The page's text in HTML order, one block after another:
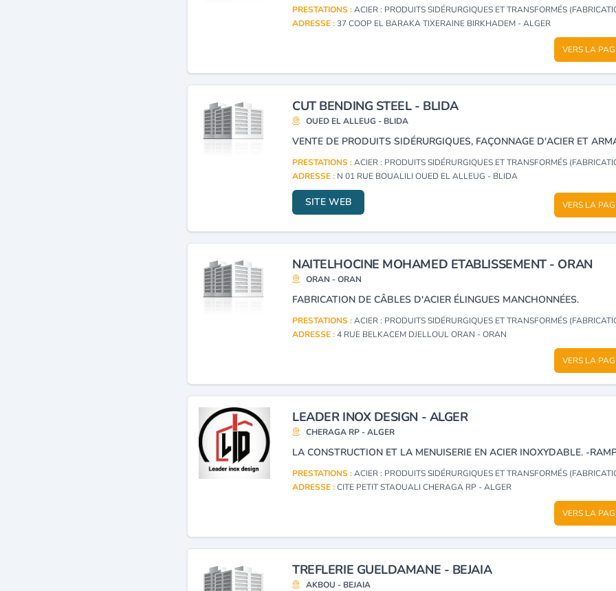
PRESTATIONS :ACIER : PRODUITS SIDÉRURGIQUES ET TRANSFORMÉS (FABRICATION,
ADRESSE :37 COOP EL BARAKA TIXERAINE BIRKHADEM - ALGER
VERS LA
CUT BENDING STEEL - BLIDA
OUED EL ALLEUG - BLIDA
PRESTATIONS :ACIER : PRODUITS SIDÉRURGIQUES ET TRANSFORMÉS (FABRICATION,
ADRESSE : N 01 RUE BOUALILI OUED EL ALLEUG - BLIDA
SITE WEB VERS LA
NAITELHOCINE MOHAMED ETABLISSEMENT - ORAN
ORAN - ORAN
FABRICATION DE CÂBLES D'ACIER ÉLINGUES MANCHONNÉES.
PRESTATIONS :ACIER : PRODUITS SIDÉRURGIQUES ET TRANSFORMÉS (FABRICATION,
ADRESSE :4 RUE BELKACEM DJELLOUL ORAN - ORAN
VERS LA
LEADER INOX DESIGN - ALGER
CHERAGA RP - ALGER
PRESTATIONS :ACIER : PRODUITS SIDÉRURGIQUES ET TRANSFORMÉS (FABRICATION,
ADRESSE :CITE PETIT STAOUALI CHERAGA RP - ALGER
VERS LA
TREFLERIE GUELDAMANE - BEJAIA
AKBOU - BEJAIA